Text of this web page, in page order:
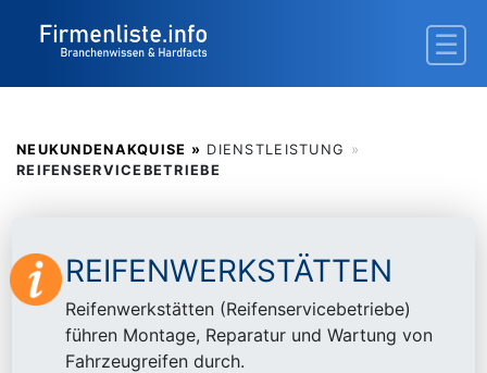
NEUKUNDENAKQUISE » DIENSTLEISTUNG »
REIFENSERVICEBETRIEBE
REIFENWERKSTÄTTEN
Reifenwerkstätten (Reifenservicebetriebe)
führen Montage, Reparatur und Wartung von
Fahrzeugreifen durch.